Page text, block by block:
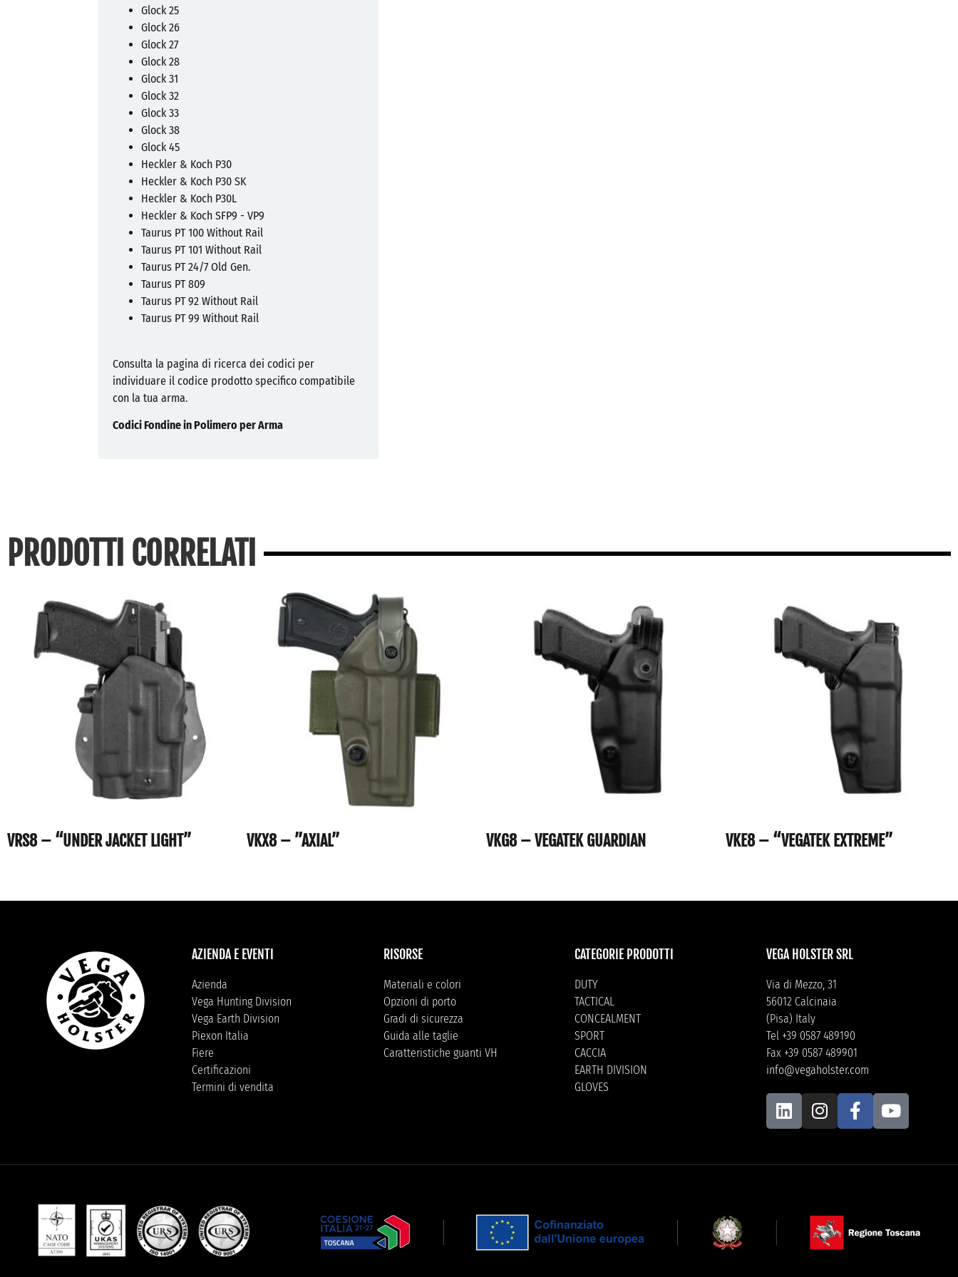
Glock 25
Glock 26
Glock 27
Glock 28
Glock 31
Glock 32
Glock 33
Glock 38
Glock 45
Heckler & Koch P30
Heckler & Koch P30 SK
Heckler & Koch P30L
Heckler & Koch SFP9 - VP9
Taurus PT 100 Without Rail
Taurus PT 101 Without Rail
Taurus PT 24/7 Old Gen.
Taurus PT 809
Taurus PT 92 Without Rail
Taurus PT 99 Without Rail
Consulta la pagina di ricerca dei codici per
individuare il codice prodotto specifico compatibile
con la tua arma.
Codici Fondine in Polimero per Arma
PRODOTTI CORRELATI
VRS8 – “UNDER JACKET LIGHT” VKX8 – ”AXIAL” VKG8 – VEGATEK GUARDIAN VKE8 – “VEGATEK EXTREME”
AZIENDA E EVENTI
Azienda
Vega Hunting Division
Vega Earth Division
Piexon Italia
Fiere
Certificazioni
Termini di vendita
RISORSE
Materiali e colori
Opzioni di porto
Gradi di sicurezza
Guida alle taglie
Caratteristiche guanti VH
CATEGORIE PRODOTTI
DUTY
TACTICAL
CONCEALMENT
SPORT
CACCIA
EARTH DIVISION
GLOVES
VEGA HOLSTER SRL
Via di Mezzo, 31
56012 Calcinaia
(Pisa) Italy
Tel +39 0587 489190
Fax +39 0587 489901
info@vegaholster.com